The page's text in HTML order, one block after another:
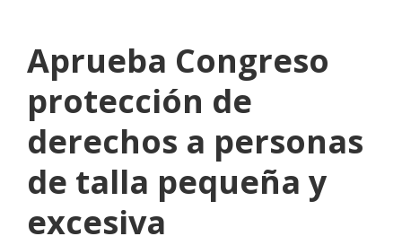
Aprueba Congreso
protección de
derechos a personas
de talla pequeña y
excesiva